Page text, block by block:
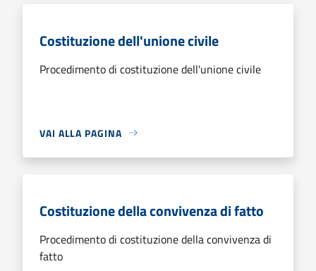
Costituzione dell'unione civile
Procedimento di costituzione dell'unione civile
VAI ALLA PAGINA
Costituzione della convivenza di fatto
Procedimento di costituzione della convivenza di
fatto